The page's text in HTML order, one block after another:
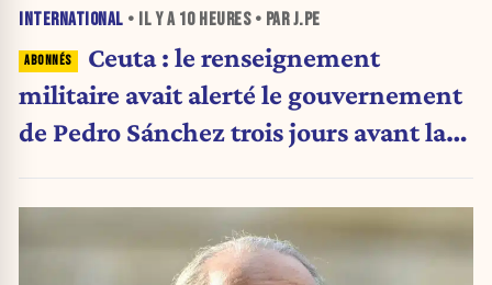
INTERNATIONAL • IL Y A 10 HEURES• PAR J.PE
Ceuta : le renseignement
militaire avait alerté le gouvernement
de Pedro Sánchez trois jours avant la